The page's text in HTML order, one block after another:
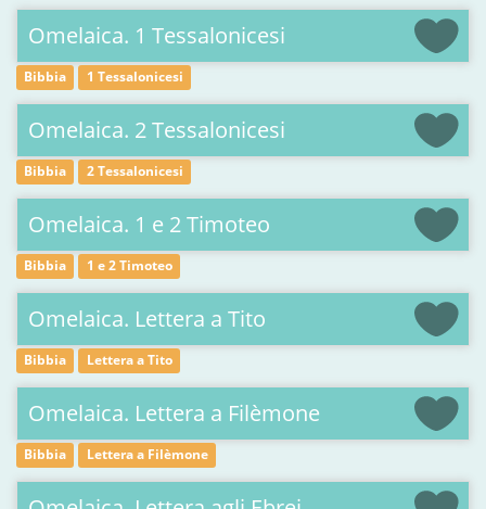
Omelaica. 1 Tessalonicesi
Bibbia 1 Tessalonicesi
Omelaica. 2 Tessalonicesi
Bibbia 2 Tessalonicesi
Omelaica. 1 e 2 Timoteo
Bibbia 1 e 2 Timoteo
Omelaica. Lettera a Tito
Bibbia Lettera a Tito
Omelaica. Lettera a Filèmone
Bibbia Lettera a Filèmone